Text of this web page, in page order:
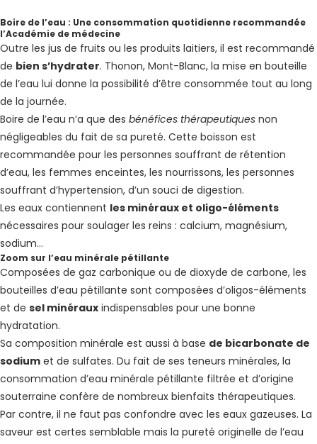
Boire de l’eau : Une consommation quotidienne recommandée
l’Académie de médecine
Outre les jus de fruits ou les produits laitiers, il est recommandé
de bien s’hydrater. Thonon, Mont-Blanc, la mise en bouteille
de l’eau lui donne la possibilité d’être consommée tout au long
de la journée.
Boire de l’eau n’a que des bénéfices thérapeutiques non
négligeables du fait de sa pureté. Cette boisson est
recommandée pour les personnes souffrant de rétention
d’eau, les femmes enceintes, les nourrissons, les personnes
souffrant d’hypertension, d’un souci de digestion.
Les eaux contiennent les minéraux et oligo-éléments
nécessaires pour soulager les reins : calcium, magnésium,
sodium…
Zoom sur l’eau minérale pétillante
Composées de gaz carbonique ou de dioxyde de carbone, les
bouteilles d’eau pétillante sont composées d’oligos-éléments
et de sel minéraux indispensables pour une bonne
hydratation.
Sa composition minérale est aussi à base de bicarbonate de
sodium et de sulfates. Du fait de ses teneurs minérales, la
consommation d’eau minérale pétillante filtrée et d’origine
souterraine confère de nombreux bienfaits thérapeutiques.
Par contre, il ne faut pas confondre avec les eaux gazeuses. La
saveur est certes semblable mais la pureté originelle de l’eau